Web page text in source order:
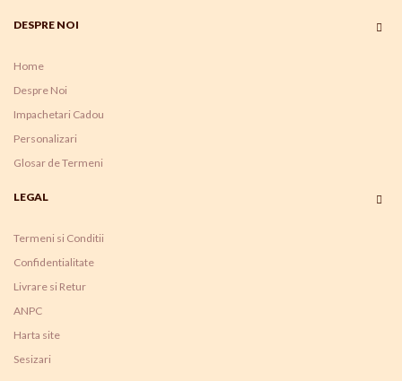
DESPRE NOI
Home
Despre Noi
Impachetari Cadou
Personalizari
Glosar de Termeni
LEGAL
Termeni si Conditii
Confidentialitate
Livrare si Retur
ANPC
Harta site
Sesizari